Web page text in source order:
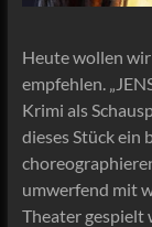
Heute wollen
empfehlen.
Krimi als
dieses Stück ein
umwerfend mit
Theater gespielt